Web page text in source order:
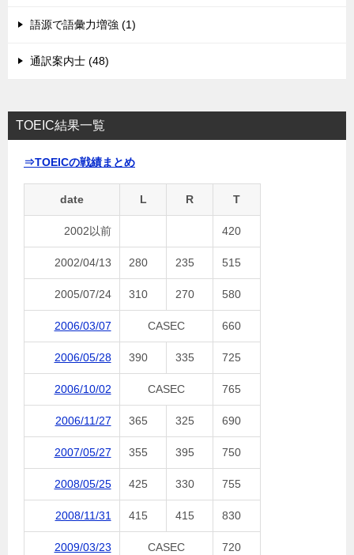
語源で語彙力増強 (1)
通訳案内士 (48)
TOEIC結果一覧
⇒TOEICの戦績まとめ
date L R T
2002以前 420
2002/04/13 280 235 515
2005/07/24 310 270 580
2006/03/07 CASEC 660
2006/05/28 390 335 725
2006/10/02 CASEC 765
2006/11/27 365 325 690
2007/05/27 355 395 750
2008/05/25 425 330 755
2008/11/31 415 415 830
2009/03/23 CASEC 720